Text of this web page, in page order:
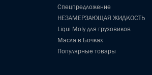
Спецпредложение
НЕЗАМЕРЗАЮЩАЯ ЖИДКОСТЬ
Liqui Moly для грузовиков
Масла в Бочках
Популярные товары